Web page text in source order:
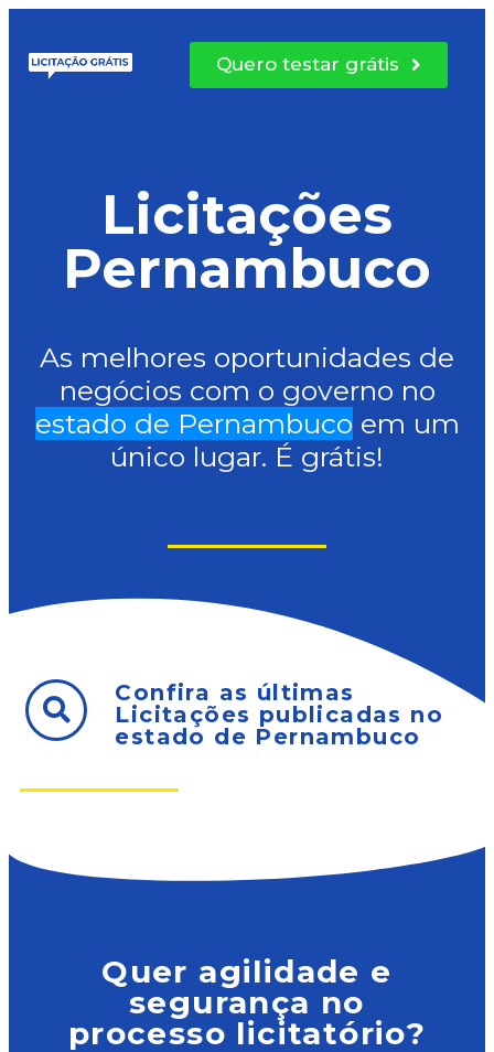
Quero testar grátis
Licitações
Pernambuco
As melhores oportunidades de
negócios com o governo no
estado de Pernambuco em um
único lugar. É grátis!
Confira as últimas
Licitações publicadas no
estado de Pernambuco
Quer agilidade e
segurança no
processo licitatório?